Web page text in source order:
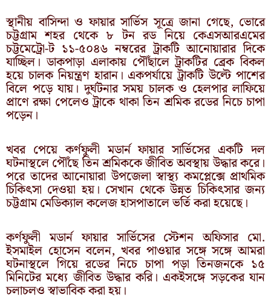
স্থানীয় বাসিন্দা ও ফায়ার সার্ভিস সূত্রে জানা গেছে, ভোরে
চট্টগ্রাম শহর থেকে ৮ টন রড নিয়ে কেএসআরএমের
চট্টমেট্রো-ট ১১-৫০৪৬ নম্বরের ট্রাকটি আনোয়ারার দিকে
যাচ্ছিল। ডাকপাড়া এলাকায় পৌঁছালে ট্রাকটির ব্রেক বিকল
হয়ে চালক নিয়ন্ত্রণ হারান। একপর্যায়ে ট্রাকটি উল্টে পাশের
বিলে পড়ে যায়। দুর্ঘটনার সময় চালক ও হেলপার লাফিয়ে
প্রাণে রক্ষা পেলেও ট্রাকে থাকা তিন শ্রমিক রডের নিচে চাপা
পড়েন।
খবর পেয়ে কর্ণফুলী মডার্ন ফায়ার সার্ভিসের একটি দল
ঘটনাস্থলে পৌঁছে তিন শ্রমিককে জীবিত অবস্থায় উদ্ধার করে।
পরে তাদের আনোয়ারা উপজেলা স্বাস্থ্য কমপ্লেক্সে প্রাথমিক
চিকিৎসা দেওয়া হয়। সেখান থেকে উন্নত চিকিৎসার জন্য
চট্টগ্রাম মেডিক্যাল কলেজ হাসপাতালে ভর্তি করা হয়েছে।
কর্ণফুলী মডার্ন ফায়ার সার্ভিসের স্টেশন অফিসার মো.
ইসমাইল হোসেন বলেন, খবর পাওয়ার সঙ্গে সঙ্গে আমরা
ঘটনাস্থলে গিয়ে রডের নিচে চাপা পড়া তিনজনকে ১৫
মিনিটের মধ্যে জীবিত উদ্ধার করি। একইসঙ্গে সড়কের যান
চলাচলও স্বাভাবিক করা হয়।